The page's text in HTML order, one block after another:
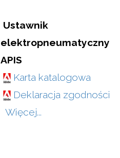
Ustawnik
elektropneumatyczny
APIS
Karta katalogowa
Deklaracja zgodności
Więcej...